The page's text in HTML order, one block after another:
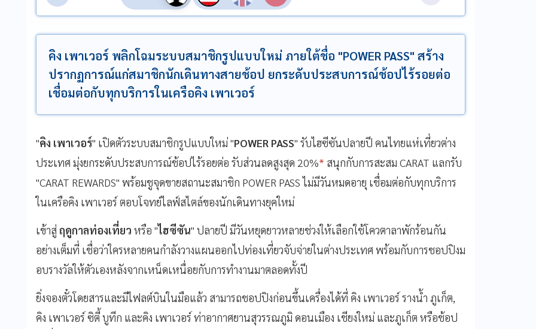
คิง เพาเวอร์ พลิกโฉมระบบสมาชิกรูปแบบใหม่ ภายใต้ชื่อ "POWER PASS" สร้าง
ปรากฏการณ์แก่สมาชิกนักเดินทางสายช้อป ยกระดับประสบการณ์ช้อปไร้รอยต่อ
เชื่อมต่อกับทุกบริการในเครือคิง เพาเวอร์
"คิง เพาเวอร์" เปิดตัวระบบสมาชิกรูปแบบใหม่ "POWER PASS" รับไฮซีซันปลายปี คนไทยแห่เที่ยวต่าง
ประเทศ มุ่งยกระดับประสบการณ์ช้อปไร้รอยต่อ รับส่วนลดสูงสุด 20%* สนุกกับการสะสม CARAT แลกรับ
"CARAT REWARDS" พร้อมชูจุดขายสถานะสมาชิก POWER PASS ไม่มีวันหมดอายุ เชื่อมต่อกับทุกบริการ
ในเครือคิง เพาเวอร์ ตอบโจทย์ไลฟ์สไตล์ของนักเดินทางยุคใหม่
เข้าสู่ฤดูกาลท่องเที่ยว หรือ "ไฮซีซัน" ปลายปี มีวันหยุดยาวหลายช่วงให้เลือกใช้โควตาลาพักร้อนกัน
อย่างเต็มที่ เชื่อว่าใครหลายคนกำลังวางแผนออกไปท่องเที่ยวจับจ่ายในต่างประเทศ พร้อมกับการชอปปิงม
อบรางวัลให้ตัวเองหลังจากเหน็ดเหนื่อยกับการทำงานมาตลอดทั้งปี
ยิ่งจองตั๋วโดยสารและมีไฟลต์บินในมือแล้ว สามารถชอปปิงก่อนขึ้นเครื่องได้ที่ คิง เพาเวอร์ รางน้ำ ภูเก็ต,
คิง เพาเวอร์ ซิตี้ บูทีก และคิง เพาเวอร์ ท่าอากาศยานสุวรรณภูมิ ดอนเมือง เชียงใหม่ และภูเก็ต หรือช้อป